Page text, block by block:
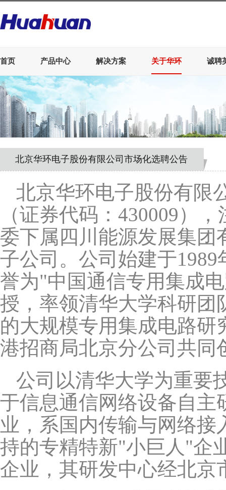
首页 产品中心 解决方案 关于华环 诚聘
北京华环电子股份有限公司市场化选聘公告
北京华环电子股份有限
（证券代码：430009）
委下属四川能源发展集团
子公司。公司始建于
誉为"中国通信专用集成
授，率领清华大学科研
的大规模专用集成电路
港招商局北京分公司共同
公司以清华大学为重要
于信息通信网络设备自主
业，系国内传输与网络
持的专精特新"小巨人"企
企业，其研发中心经北京